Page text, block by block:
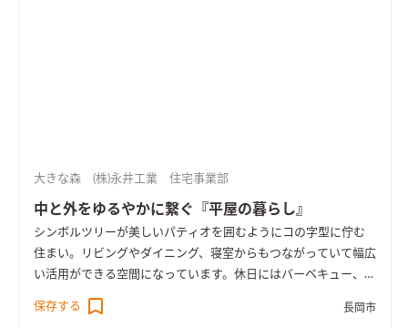
大きな森 (株)永井工業 住宅事業部
中と外をゆるやかに繋ぐ『平屋の暮らし』
シンボルツリーが美しいパティオを囲むようにコの字型に佇む
住まい。リビングやダイニング、寝室からもつながっていて幅広
い活用ができる空間になっています。休日にはバーベキュー、普
段はちょっとしたひと時にも。つながるリビングは間接照明と
ブラウン系の配色で落ち着いた雰囲気になっています。テレビ台
保存する 長岡市